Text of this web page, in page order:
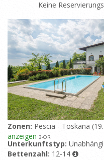
Keine
Zonen: Pescia - Toskana
anzeigen 3-OR
Unterkunftstyp:
Bettenzahl: 12-14